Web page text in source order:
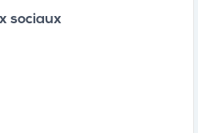
sociaux